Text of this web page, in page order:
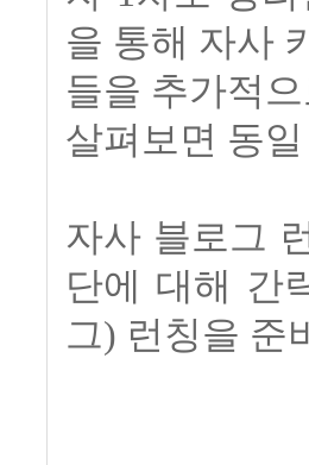
을 통해 자사
들을 추가적
살펴보면 동
자사 블로그
단에 대해 간
그) 런칭을 준